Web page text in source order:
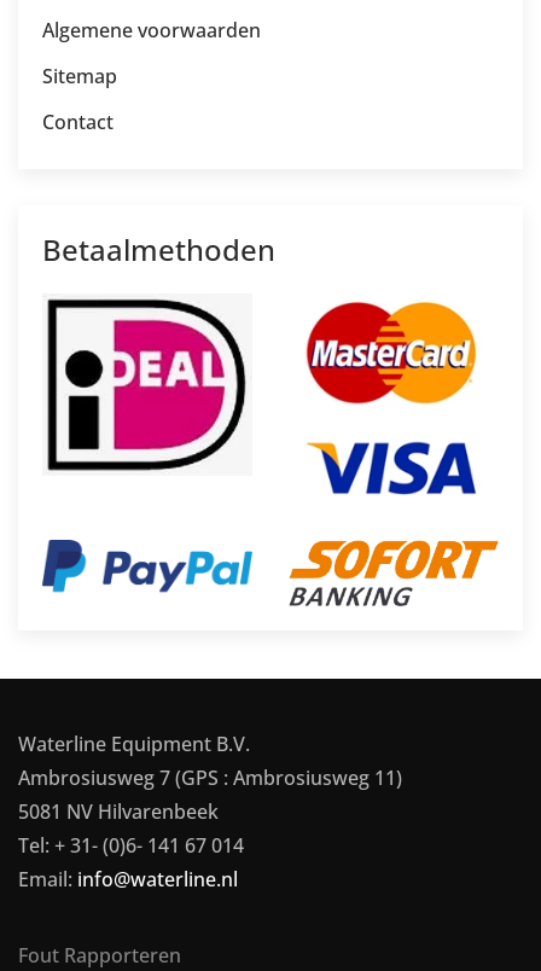
Algemene voorwaarden
Sitemap
Contact
Betaalmethoden
Waterline Equipment B.V.
Ambrosiusweg 7 (GPS : Ambrosiusweg 11)
5081 NV Hilvarenbeek
Tel: + 31- (0)6- 141 67 014
Email: info@waterline.nl
Fout Rapporteren